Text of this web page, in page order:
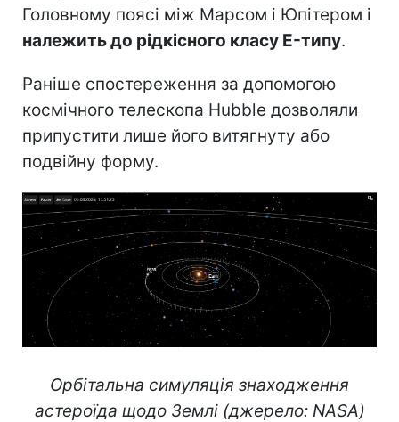
Головному поясі між Марсом і Юпітером і
належить до рідкісного класу E-типу.
Раніше спостереження за допомогою
космічного телескопа Hubble дозволяли
припустити лише його витягнуту або
подвійну форму.
Орбітальна симуляція знаходження
астероїда щодо Землі (джерело: NASA)